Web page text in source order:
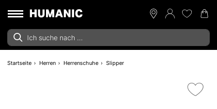
Startseite Herren Herrenschuhe Slipper